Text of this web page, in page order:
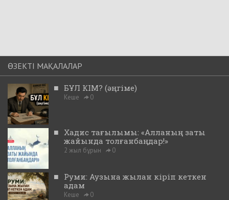
ӨЗЕКТІ МАҚАЛАЛАР
■ БҰЛ КІМ? (әңгіме)
Кеше 0
■ Хадис тағылымы: «Алланың заты
жайында толғанбаңдар!»
2 жыл бұрын 0
■ Руми: Аузына жылан кіріп кеткен
адам
Кеше 0